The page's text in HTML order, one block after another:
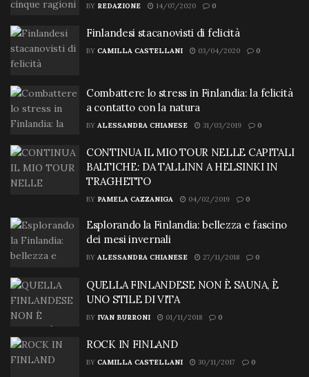
BY REDAZIONE 14/07/2020 0
Finlandesi stacanovisti di felicità
BY CAMILLA CASTELLANI 03/04/2020 0
Combattere lo stress in Finlandia: la felicità
a contatto con la natura
BY ALESSANDRA CHIANESE 31/03/2019 0
CONTINUA IL MIO TOUR NELLE CAPITALI
BALTICHE: DA TALLINN A HELSINKI IN
TRAGHETTO
BY PAMELA CAZZANIGA 04/02/2019 0
Esplorando la Finlandia: bellezza e fascino
dei mesi invernali
BY ALESSANDRA CHIANESE 27/11/2018 0
QUELLA FINLANDESE NON È SAUNA, È
UNO STILE DI VITA
BY IVAN BURRONI 01/11/2018 0
ROCK IN FINLAND
BY CAMILLA CASTELLANI 30/11/2017 0